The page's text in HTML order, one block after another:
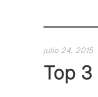
julio 24, 2015
Top